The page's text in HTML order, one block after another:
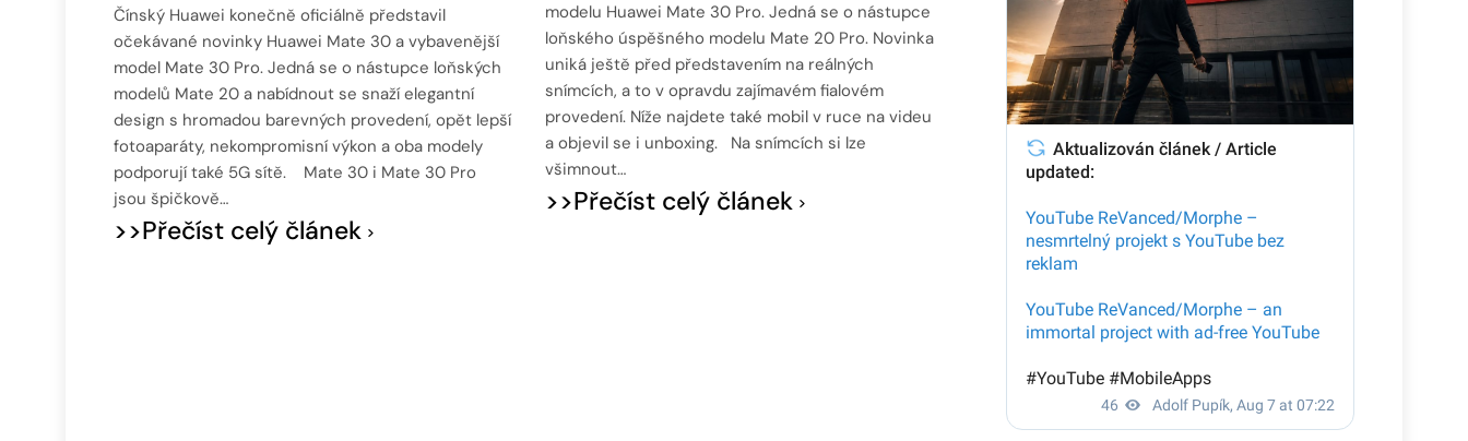
Čínský Huawei konečně oficiálně představil
očekávané novinky Huawei Mate 30 a vybavenější
model Mate 30 Pro. Jedná se o nástupce loňských
modelů Mate 20 a nabídnout se snaží elegantní
design s hromadou barevných provedení, opět lepší
fotoaparáty, nekompromisní výkon a oba modely
podporují také 5G sítě. Mate 30 i Mate 30 Pro
jsou špičkově…
>>Přečíst celý článek
modelu Huawei Mate 30 Pro. Jedná se o nástupce
loňského úspěšného modelu Mate 20 Pro. Novinka
uniká ještě před představením na reálných
snímcích, a to v opravdu zajímavém fialovém
provedení. Níže najdete také mobil v ruce na videu
a objevil se i unboxing. Na snímcích si lze
všimnout…
>>Přečíst celý článek